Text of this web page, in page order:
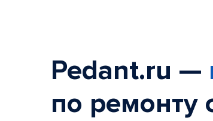
Pedant.ru —
по ремонту